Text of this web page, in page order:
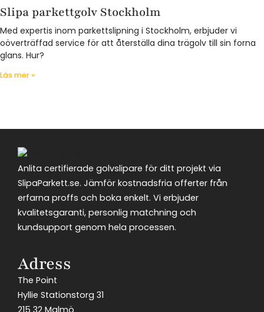
Slipa parkettgolv Stockholm
Med expertis inom parkettslipning i Stockholm, erbjuder vi
oöverträffad service för att återställa dina trägolv till sin forna
glans. Hur?
Läs mer »
Anlita certifierade golvslipare för ditt projekt via
SlipaParkett.se. Jämför kostnadsfria offerter från
erfarna proffs och boka enkelt. Vi erbjuder
kvalitetsgaranti, personlig matchning och
kundsupport genom hela processen.
Adress
The Point
Hyllie Stationstorg 31